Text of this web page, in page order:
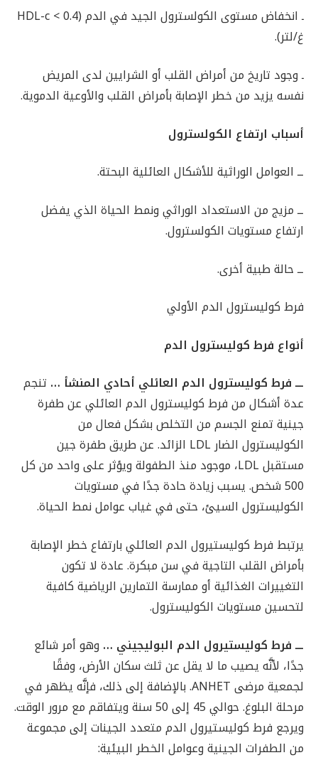
ـ انخفاض مستوى الكولسترول الجيد في الدم (HDL-c < 0.4
غ/لتر).
ـ وجود تاريخ من أمراض القلب أو الشرايين لدى المريض
نفسه يزيد من خطر الإصابة بأمراض القلب والأوعية الدموية.
أسباب ارتفاع الكولسترول
ــ العوامل الوراثية للأشكال العائلية البحتة.
ــ مزيج من الاستعداد الوراثي ونمط الحياة الذي يفضل
ارتفاع مستويات الكولسترول.
ــ حالة طبية أخرى.
فرط كوليسترول الدم الأولي
أنواع فرط كوليسترول الدم
ـــ فرط كوليسترول الدم العائلي أحادي المنشأ … تنجم
عدة أشكال من فرط كوليسترول الدم العائلي عن طفرة
جينية تمنع الجسم من التخلص بشكل فعال من
الكوليسترول الضار LDL الزائد. عن طريق طفرة جين
مستقبل LDL، موجود منذ الطفولة ويؤثر على واحد من كل
500 شخص. يسبب زيادة حادة جدًا في مستويات
الكوليسترول السيئ، حتى في غياب عوامل نمط الحياة.
يرتبط فرط كوليستيرول الدم العائلي بارتفاع خطر الإصابة
بأمراض القلب التاجية في سن مبكرة. عادة لا تكون
التغييرات الغذائية أو ممارسة التمارين الرياضية كافية
لتحسين مستويات الكوليسترول.
ـــ فرط كوليستيرول الدم البوليجيني … وهو أمر شائع
جدًا، لأنَّه يصيب ما لا يقل عن ثلث سكان الأرض، وفقًا
لجمعية مرضى ANHET. بالإضافة إلى ذلك، فإنَّه يظهر في
مرحلة البلوغ. حوالي 45 إلى 50 سنة ويتفاقم مع مرور الوقت.
ويرجع فرط كوليستيرول الدم متعدد الجينات إلى مجموعة
من الطفرات الجينية وعوامل الخطر البيئية: